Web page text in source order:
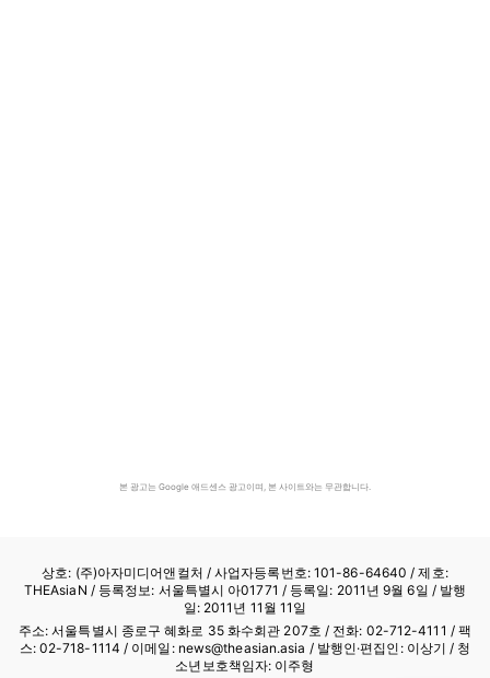
본 광고는 Google 애드센스 광고이며, 본 사이트와는 무관합니다.
상호: (주)아자미디어앤컬처 /사업자등록번호: 101-86-64640 / 제호:
THEAsiaN / 등록정보: 서울특별시 아01771 / 등록일: 2011년 9월 6일 / 발행
일: 2011년 11월 11일
주소: 서울특별시 종로구 혜화로 35 화수회관 207호 / 전화: 02-712-4111 / 팩
스: 02-718-1114 / 이메일: news@theasian.asia / 발행인·편집인: 이상기 / 청
소년보호책임자: 이주형